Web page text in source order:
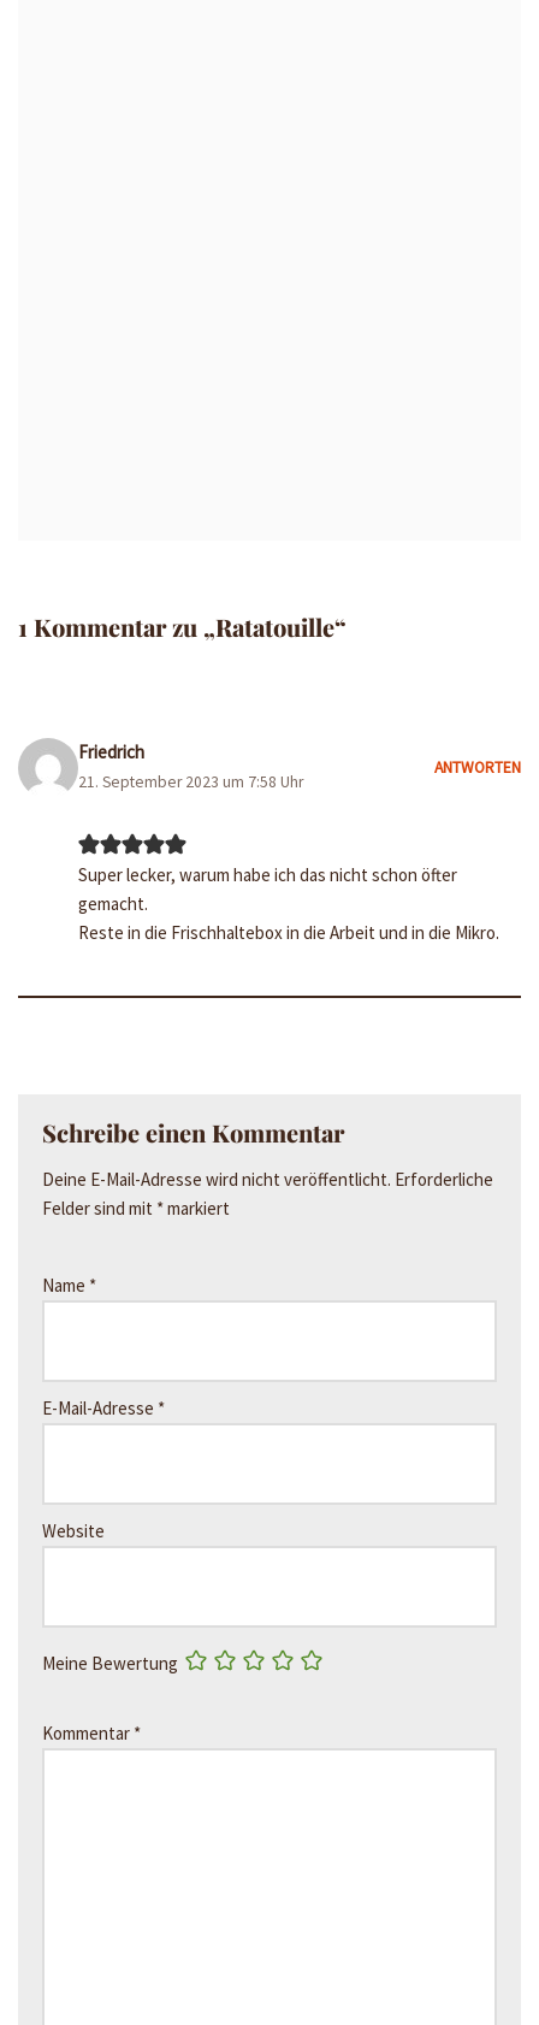
1 Kommentar zu „Ratatouille“
Friedrich
21. September 2023 um 7:58 Uhr
ANTWORTEN
Super lecker, warum habe ich das nicht schon öfter
gemacht.
Reste in die Frischhaltebox in die Arbeit und in die Mikro.
Schreibe einen Kommentar
Deine E-Mail-Adresse wird nicht veröffentlicht. Erforderliche
Felder sind mit *markiert
Name *
E-Mail-Adresse *
Website
Meine Bewertung
Kommentar *